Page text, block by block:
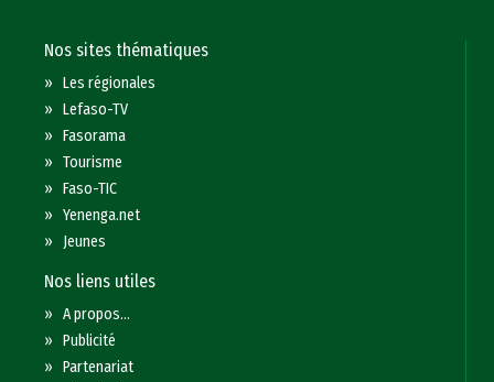
Nos sites thématiques
»Les régionales
»Lefaso-TV
»Fasorama
»Tourisme
»Faso-TIC
»Yenenga.net
» Jeunes
Nos liens utiles
»A propos...
»Publicité
»Partenariat